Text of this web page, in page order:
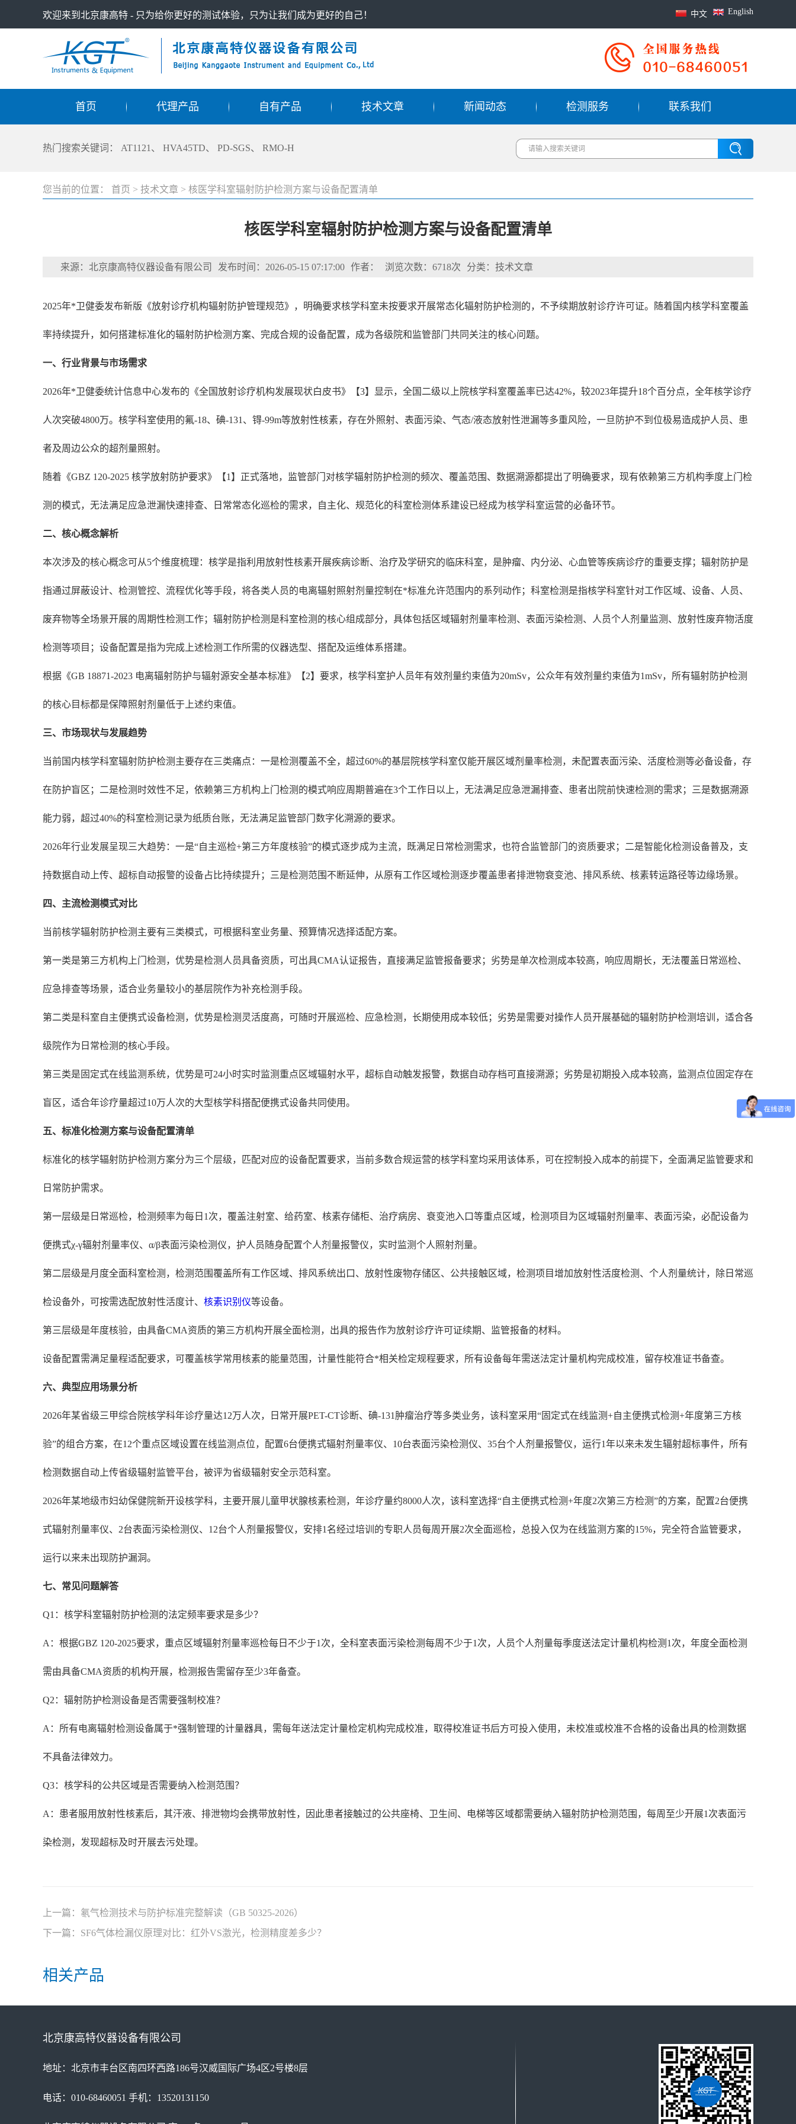
欢迎来到北京康高特 - 只为给你更好的测试体验，只为让我们成为更好的自己！ English
中文
首页 代理产品 自有产品 技术文章 新闻动态 检测服务 联系我们
热门搜索关键词： AT1121 、 HVA45TD、 PD-SGS、 RMO-H
您当前的位置： 首页 > 技术文章 > 核医学科室辐射防护检测方案与设备配置清单
核医学科室辐射防护检测方案与设备配置清单
来源：北京康高特仪器设备有限公司 发布时间：2026-05-15 07:17:00 作者： 浏览次数：6718次 分类：技术文章
2025年*卫健委发布新版《放射诊疗机构辐射防护管理规范》，明确要求核学科室未按要求开展常态化辐射防护检测的，不予续期放射诊疗许可证。随着国内核学科室覆盖
率持续提升，如何搭建标准化的辐射防护检测方案、完成合规的设备配置，成为各级院和监管部门共同关注的核心问题。
一、行业背景与市场需求
2026年*卫健委统计信息中心发布的《全国放射诊疗机构发展现状白皮书》【3】显示，全国二级以上院核学科室覆盖率已达42%，较2023年提升18个百分点，全年核学诊疗
人次突破4800万。核学科室使用的氟-18、碘-131、锝-99m等放射性核素，存在外照射、表面污染、气态/液态放射性泄漏等多重风险，一旦防护不到位极易造成护人员、患
者及周边公众的超剂量照射。
随着《GBZ 120-2025 核学放射防护要求》【1】正式落地，监管部门对核学辐射防护检测的频次、覆盖范围、数据溯源都提出了明确要求，现有依赖第三方机构季度上门检
测的模式，无法满足应急泄漏快速排查、日常常态化巡检的需求，自主化、规范化的科室检测体系建设已经成为核学科室运营的必备环节。
二、核心概念解析
本次涉及的核心概念可从5个维度梳理：核学是指利用放射性核素开展疾病诊断、治疗及学研究的临床科室，是肿瘤、内分泌、心血管等疾病诊疗的重要支撑；辐射防护是
指通过屏蔽设计、检测管控、流程优化等手段，将各类人员的电离辐射照射剂量控制在*标准允许范围内的系列动作；科室检测是指核学科室针对工作区域、设备、人员、
废弃物等全场景开展的周期性检测工作；辐射防护检测是科室检测的核心组成部分，具体包括区域辐射剂量率检测、表面污染检测、人员个人剂量监测、放射性废弃物活度
检测等项目；设备配置是指为完成上述检测工作所需的仪器选型、搭配及运维体系搭建。
根据《GB 18871-2023 电离辐射防护与辐射源安全基本标准》【2】要求，核学科室护人员年有效剂量约束值为20mSv，公众年有效剂量约束值为1mSv，所有辐射防护检测
的核心目标都是保障照射剂量低于上述约束值。
三、市场现状与发展趋势
当前国内核学科室辐射防护检测主要存在三类痛点：一是检测覆盖不全，超过60%的基层院核学科室仅能开展区域剂量率检测，未配置表面污染、活度检测等必备设备，存
在防护盲区；二是检测时效性不足，依赖第三方机构上门检测的模式响应周期普遍在3个工作日以上，无法满足应急泄漏排查、患者出院前快速检测的需求；三是数据溯源
能力弱，超过40%的科室检测记录为纸质台账，无法满足监管部门数字化溯源的要求。
2026年行业发展呈现三大趋势：一是“自主巡检+第三方年度核验”的模式逐步成为主流，既满足日常检测需求，也符合监管部门的资质要求；二是智能化检测设备普及，支
持数据自动上传、超标自动报警的设备占比持续提升；三是检测范围不断延伸，从原有工作区域检测逐步覆盖患者排泄物衰变池、排风系统、核素转运路径等边缘场景。
四、主流检测模式对比
当前核学辐射防护检测主要有三类模式，可根据科室业务量、预算情况选择适配方案。
第一类是第三方机构上门检测，优势是检测人员具备资质，可出具CMA认证报告，直接满足监管报备要求；劣势是单次检测成本较高，响应周期长，无法覆盖日常巡检、
应急排查等场景，适合业务量较小的基层院作为补充检测手段。
第二类是科室自主便携式设备检测，优势是检测灵活度高，可随时开展巡检、应急检测，长期使用成本较低；劣势是需要对操作人员开展基础的辐射防护检测培训，适合各
级院作为日常检测的核心手段。
第三类是固定式在线监测系统，优势是可24小时实时监测重点区域辐射水平，超标自动触发报警，数据自动存档可直接溯源；劣势是初期投入成本较高，监测点位固定存在
盲区，适合年诊疗量超过10万人次的大型核学科搭配便携式设备共同使用。
五、标准化检测方案与设备配置清单
标准化的核学辐射防护检测方案分为三个层级，匹配对应的设备配置要求，当前多数合规运营的核学科室均采用该体系，可在控制投入成本的前提下，全面满足监管要求和
日常防护需求。
第一层级是日常巡检，检测频率为每日1次，覆盖注射室、给药室、核素存储柜、治疗病房、衰变池入口等重点区域，检测项目为区域辐射剂量率、表面污染，必配设备为
便携式χ-γ辐射剂量率仪、α/β表面污染检测仪，护人员随身配置个人剂量报警仪，实时监测个人照射剂量。
第二层级是月度全面科室检测，检测范围覆盖所有工作区域、排风系统出口、放射性废物存储区、公共接触区域，检测项目增加放射性活度检测、个人剂量统计，除日常巡
检设备外，可按需选配放射性活度计、 核素识别仪等设备。
第三层级是年度核验，由具备CMA资质的第三方机构开展全面检测，出具的报告作为放射诊疗许可证续期、监管报备的材料。
设备配置需满足量程适配要求，可覆盖核学常用核素的能量范围，计量性能符合*相关检定规程要求，所有设备每年需送法定计量机构完成校准，留存校准证书备查。
六、典型应用场景分析
2026年某省级三甲综合院核学科年诊疗量达12万人次，日常开展PET-CT诊断、碘-131肿瘤治疗等多类业务，该科室采用“固定式在线监测+自主便携式检测+年度第三方核
验”的组合方案，在12个重点区域设置在线监测点位，配置6台便携式辐射剂量率仪、10台表面污染检测仪、35台个人剂量报警仪，运行1年以来未发生辐射超标事件，所有
检测数据自动上传省级辐射监管平台，被评为省级辐射安全示范科室。
2026年某地级市妇幼保健院新开设核学科，主要开展儿童甲状腺核素检测，年诊疗量约8000人次，该科室选择“自主便携式检测+年度2次第三方检测”的方案，配置2台便携
式辐射剂量率仪、2台表面污染检测仪、12台个人剂量报警仪，安排1名经过培训的专职人员每周开展2次全面巡检，总投入仅为在线监测方案的15%，完全符合监管要求，
运行以来未出现防护漏洞。
七、常见问题解答
Q1：核学科室辐射防护检测的法定频率要求是多少？
A：根据GBZ 120-2025要求，重点区域辐射剂量率巡检每日不少于1次，全科室表面污染检测每周不少于1次，人员个人剂量每季度送法定计量机构检测1次，年度全面检测
需由具备CMA资质的机构开展，检测报告需留存至少3年备查。
Q2：辐射防护检测设备是否需要强制校准？
A：所有电离辐射检测设备属于*强制管理的计量器具，需每年送法定计量检定机构完成校准，取得校准证书后方可投入使用，未校准或校准不合格的设备出具的检测数据
不具备法律效力。
Q3：核学科的公共区域是否需要纳入检测范围？
A：患者服用放射性核素后，其汗液、排泄物均会携带放射性，因此患者接触过的公共座椅、卫生间、电梯等区域都需要纳入辐射防护检测范围，每周至少开展1次表面污
染检测，发现超标及时开展去污处理。
上一篇： 氡气检测技术与防护标准完整解读（GB 50325-2026）
下一篇： SF6气体检漏仪原理对比：红外VS激光，检测精度差多少？
相关产品
北京康高特仪器设备有限公司
地址：北京市丰台区南四环西路186号汉威国际广场4区2号楼8层
电话：010-68460051 手机：13520131150